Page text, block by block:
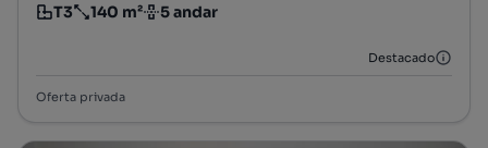
Tipologia
T3
Preço por metro quadrado
140 m²
Andar 5 andar
Destacado
Oferta privada